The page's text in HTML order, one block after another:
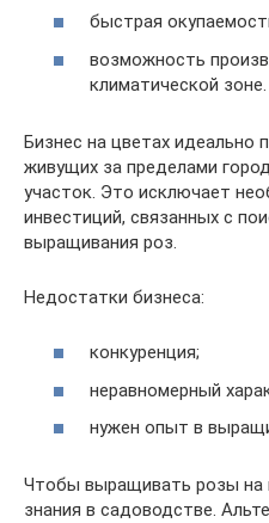
быстрая
возможность
климатической зоне.
Бизнес на цветах идеально
живущих за пределами
участок. Это исключает
инвестиций, связанных с
выращивания роз.
Недостатки бизнеса:
конкуренция;
неравномерный
нужен опыт в
Чтобы выращивать розы на
знания в садоводстве.